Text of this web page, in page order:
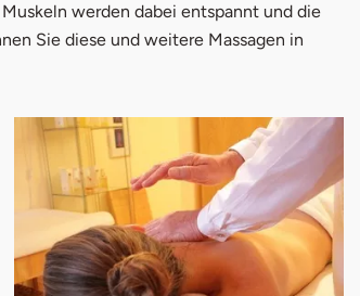
werden dabei entspannt und die
Sie diese und weitere Massagen in